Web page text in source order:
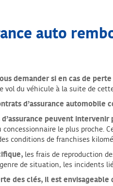
auto
demander si en cas de
vol du véhicule à la suite de
d’assurance automobile
d’assurance peuvent
concessionnaire le plus proche.
conditions de franchises
les frais de reproduction
de situation, les incidents
des clés, il est envisageable